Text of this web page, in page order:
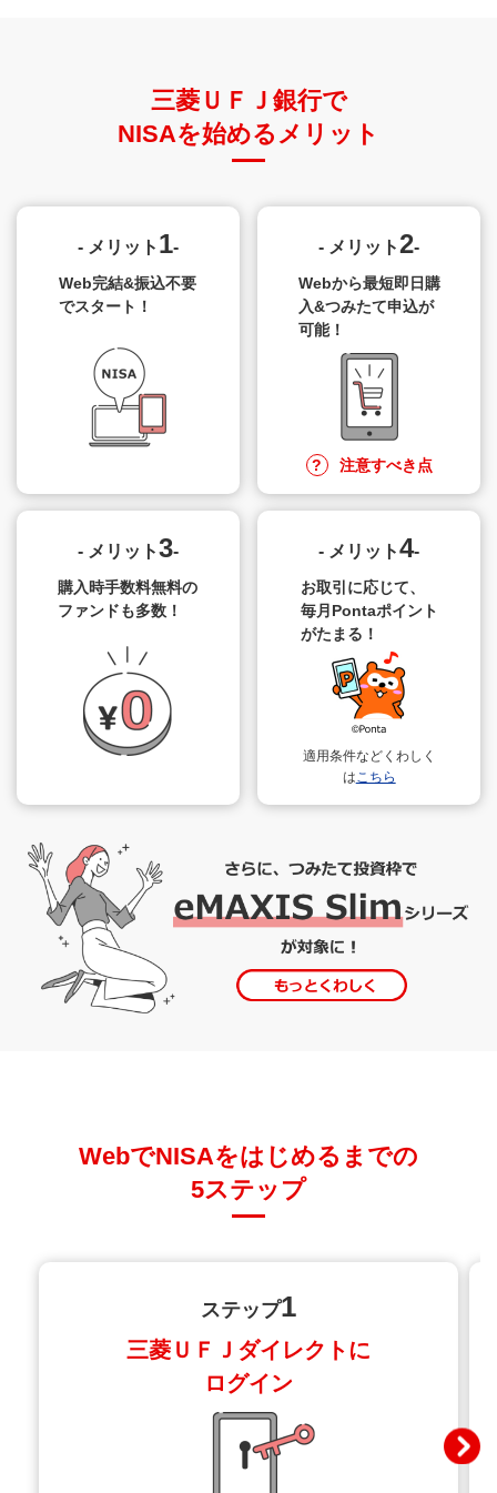
のつみたてNISA対象商品と同様）。
新旧制度比較
2023年までのNISA 2024年からのNISA
つみたて
成長投資枠
無期限
最長20年間 最長5年間 無期限
40万円 120万円 240
非課税保有限度額（総粋）
1,800万円
不可
※年単位でいずれかの
勘定のみ利用可能
可
つみたて
株式投資
信託
（制限なし）
不変
株式投資
次のすべての条件を満たすものが対象となります①信
託期間が20年以上または無期限であること
リバティブ取引が用いられていないこと③毎月分配型
三菱ＵＦＪ銀行で
NISAを始めるメリット
- メリット 1-
Web完結&振込不要
でスタート！
- メリット2-
Webから最短即日購
入&つみたて申込が
可能！
注意すべき点
- メリット3-
購入時手数料無料の
ファンドも多数！
- メリット4-
お取引に応じて、
毎月 Pontaポイント
がたまる！
適用条件などくわしく
はこちら
WebでNISAをはじめるまでの
5ステップ
ステップ1
三菱ＵＦＪダイレクトに
ログイン